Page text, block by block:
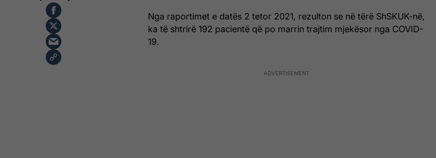
Nga raportimet e datës 2 tetor 2021, rezulton se në tërë ShSKUK-në,
ka të shtrirë 192 pacientë që po marrin trajtim mjekësor nga COVID-
19.